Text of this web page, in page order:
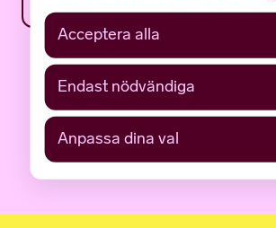
LÄS FLER NYHETER
Acceptera alla
Endast nödvändiga
Anpassa dina val